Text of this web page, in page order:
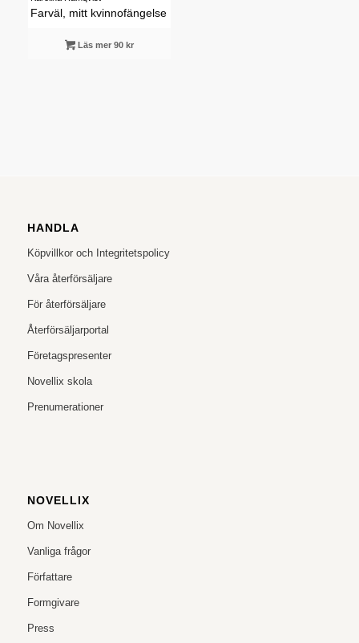
Farväl, mitt kvinnofängelse
Läs mer 90 kr
HANDLA
Köpvillkor och Integritetspolicy
Våra återförsäljare
För återförsäljare
Återförsäljarportal
Företagspresenter
Novellix skola
Prenumerationer
NOVELLIX
Om Novellix
Vanliga frågor
Författare
Formgivare
Press